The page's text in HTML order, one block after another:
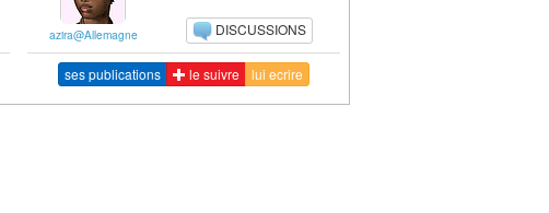
azira@Allemagne DISCUSSIONS
ses publications le suivre lui ecrire